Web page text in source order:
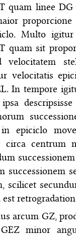
quam linee DG
Multo
quam sit
velocitatem
velocitatis
In tempore
in epiciclo
circa centrum
successionem
scilicet
arcum GZ,
minor